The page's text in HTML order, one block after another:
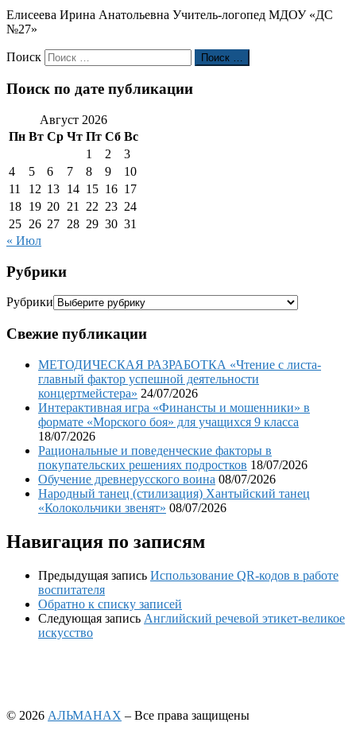
Елисеева Ирина Анатольевна Учитель-логопед МДОУ «ДС
№27»
Поиск Поиск …
Поиск по дате публикации
Август 2026
Пн Вт Ср Чт Пт Сб Вс
1
2
3
4
5 6 7 8 9
10
11
12 13 14 15 16 17
18 19 20 21 22 23 24
25 26 27 28 29 30 31
« Июл
Рубрики
Рубрики
Свежие публикации
МЕТОДИЧЕСКАЯ РАЗРАБОТКА «Чтение с листа-
главный фактор успешной деятельности
концертмейстера» 24/07/2026
Интерактивная игра «Финансты и мошенники» в
формате «Морского боя» для учащихся 9 класса
18/07/2026
Рациональные и поведенческие факторы в
покупательских решениях подростков 18/07/2026
Обучение древнерусского воина 08/07/2026
Народный танец (стилизация) Хантыйский танец
«Колокольчики звенят» 08/07/2026
Навигация по записям
Предыдущая запись Использование QR-кодов в работе
воспитателя
Обратно к списку записей
Следующая запись Английский речевой этикет-великое
искусство
© 2026 АЛЬМАНАХ – Все права защищены